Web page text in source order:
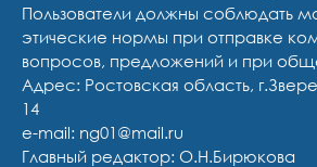
Пользователи должны соблюдать
этические нормы при отправке
вопросов, предложений и при
Адрес: Ростовская область,
14
e-mail: ng01@mail.ru
Главный редактор: О.Н.Бирюкова